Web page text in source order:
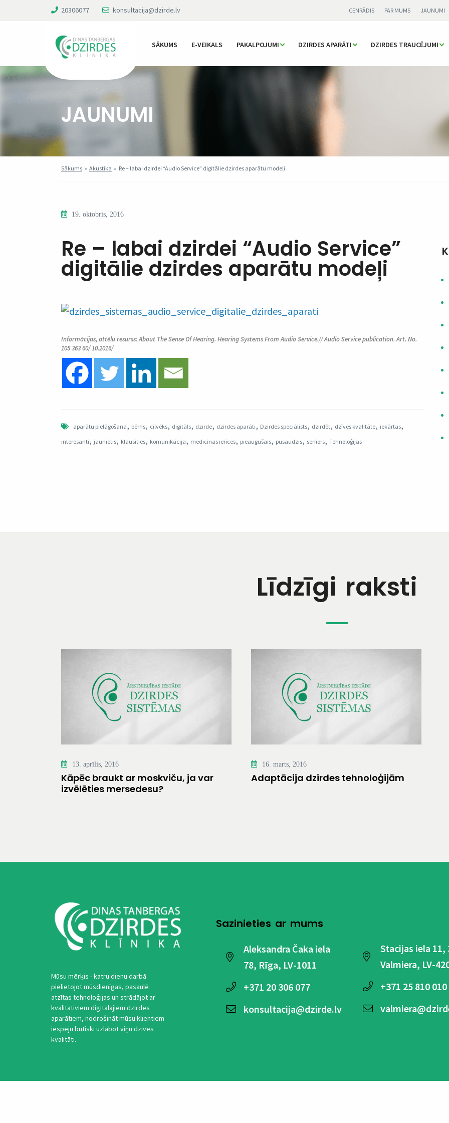
20306077 konsultacija@dzirde.lv CENRĀDIS PAR MUMS JAUNUMI
SĀKUMS E-VEIKALS PAKALPOJUMI DZIRDES APARĀTI DZIRDES TRAUCĒJUMI
JAUNUMI
Sākums » Akustika » Re – labai dzirdei “Audio Service” digitālie dzirdes aparātu modeļi
19. oktobris, 2016
Re – labai dzirdei “Audio Service”
digitālie dzirdes aparātu modeļi
Informācijas, attēlu resurss: About The Sense Of Hearing. Hearing Systems From Audio Service.// Audio Service publication. Art. No.
105 363 60/ 10.2016/
aparātu pielāgošana, bērns, cilvēks, digitāls, dzirde, dzirdes aparāti, Dzirdes speciālists, dzirdēt, dzīves kvalitāte, iekārtas,
interesanti, jaunietis, klausīties, komunikācija, medicīnas ierīces, pieaugušais, pusaudzis, seniors, Tehnoloģijas
Līdzīgi raksti
13. aprīlis, 2016
Kāpēc braukt ar moskviču, ja var
izvēlēties mersedesu?
16. marts, 2016
Adaptācija dzirdes tehnoloģijām
Mūsu mērķis - katru dienu darbā
pielietojot mūsdienīgas, pasaulē
atzītas tehnoloģijas un strādājot ar
kvalitatīviem digitālajiem dzirdes
aparātiem, nodrošināt mūsu klientiem
iespēju būtiski uzlabot viņu dzīves
kvalitāti.
Sazinieties ar mums
Aleksandra Čaka iela
78, Rīga, LV-1011
+371 20 306 077
konsultacija@dzirde.lv
Stacijas iela 11,
Valmiera, LV-
+371 25 810 010